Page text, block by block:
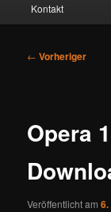
Kontakt
Beitragsnavigation
← Vorheriger
Opera
Veröffentlicht am